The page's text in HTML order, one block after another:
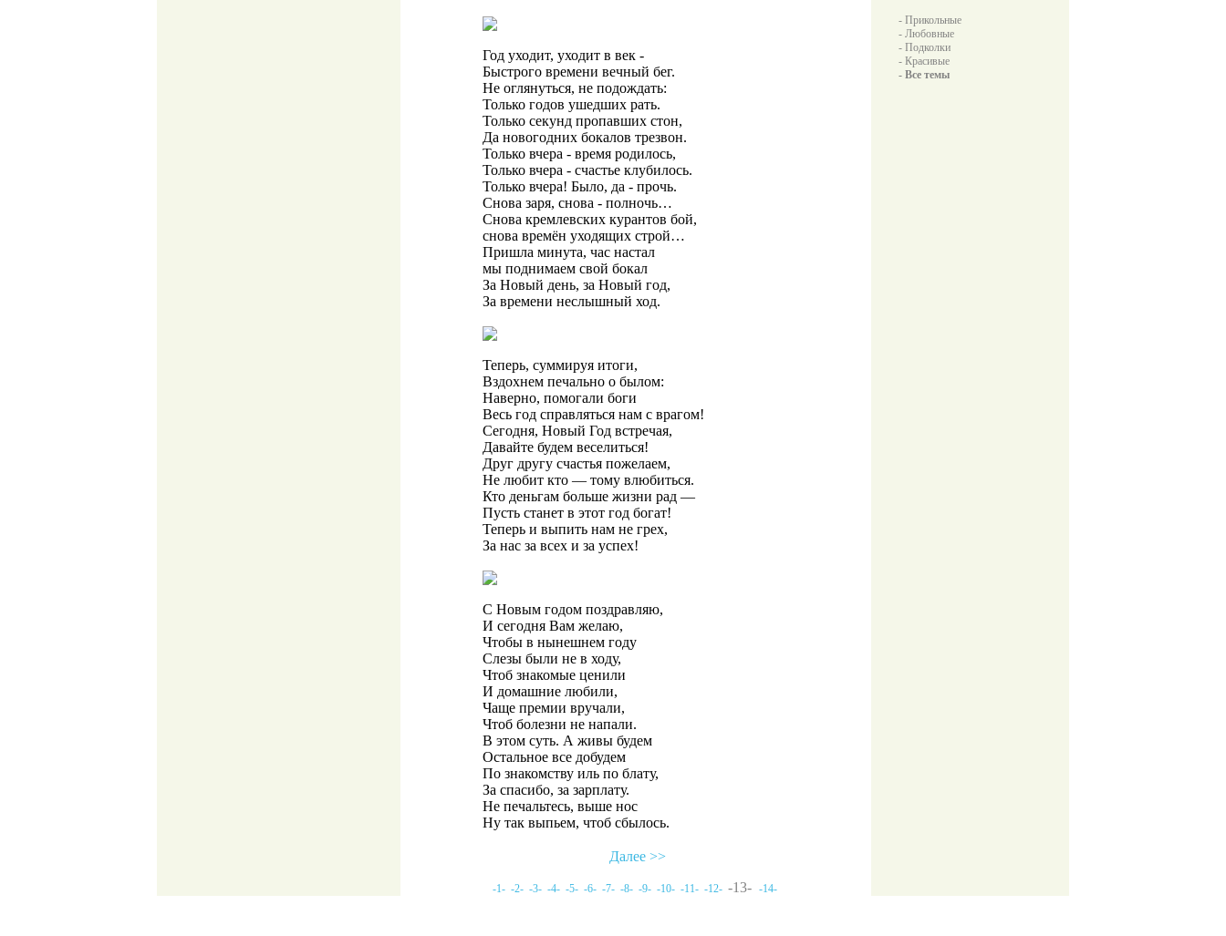
Год уходит, уходит в век -
Быстрого времени вечный бег.
Не оглянуться, не подождать:
Только годов ушедших рать.
Только секунд пропавших стон,
Да новогодних бокалов трезвон.
Только вчера - время родилось,
Только вчера - счастье клубилось.
Только вчера! Было, да - прочь.
Снова заря, снова - полночь…
Снова кремлевских курантов бой,
снова времён уходящих строй…
Пришла минута, час настал
мы поднимаем свой бокал
За Новый день, за Новый год,
За времени неслышный ход.
Теперь, суммируя итоги,
Вздохнем печально о былом:
Наверно, помогали боги
Весь год справляться нам с врагом!
Сегодня, Новый Год встречая,
Давайте будем веселиться!
Друг другу счастья пожелаем,
Не любит кто — тому влюбиться.
Кто деньгам больше жизни рад —
Пусть станет в этот год богат!
Теперь и выпить нам не грех,
За нас за всех и за успех!
С Новым годом поздравляю,
И сегодня Вам желаю,
Чтобы в нынешнем году
Слезы были не в ходу,
Чтоб знакомые ценили
И домашние любили,
Чаще премии вручали,
Чтоб болезни не напали.
В этом суть. А живы будем
Остальное все добудем
По знакомству иль по блату,
За спасибо, за зарплату.
Не печальтесь, выше нос
Ну так выпьем, чтоб сбылось.
Далее >>
-1- -2- -3- -4- -5- -6- -7- -8- -9- -10- -11- -12- -13- -14-
- Прикольные
- Любовные
- Подколки
- Красивые
- Все темы